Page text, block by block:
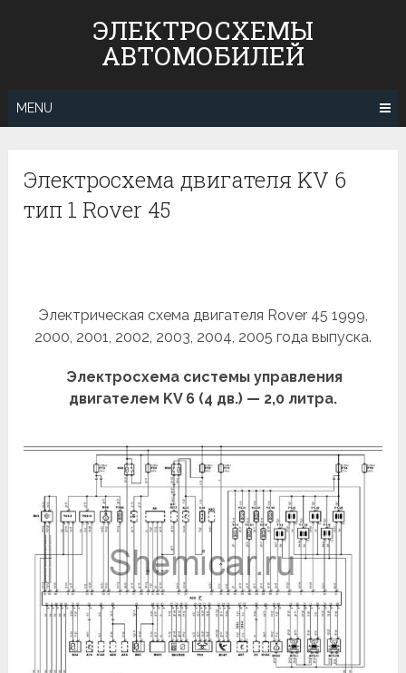
ЭЛЕКТРОСХЕМЫ
АВТОМОБИЛЕЙ
MENU
Электросхема двигателя KV 6
тип 1 Rover 45
Электрическая схема двигателя Rover 45 1999,
2000, 2001, 2002, 2003, 2004, 2005 года выпуска.
Электросхема системы управления
двигателем KV 6 (4 дв.) — 2,0 литра.